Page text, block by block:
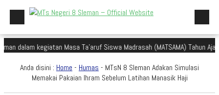
Beranda
Profil Madrasah
Akademik
kegiatan Masa Ta'aruf Siswa Madrasah (MATSAMA) Tahun Ajaran
Anda disini : Home - Humas - MTsN 8 Sleman Adakan Simulasi
Memakai Pakaian Ihram Sebelum Latihan Manasik Haji